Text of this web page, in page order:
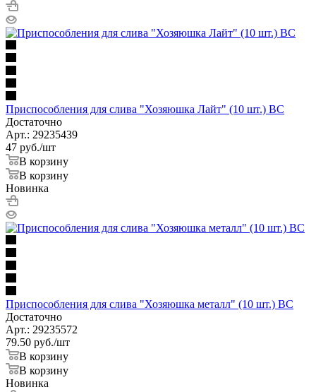
Приспособления для слива "Хозяюшка Лайт" (10 шт.) ВС
Достаточно
Арт.: 29235439
47 руб./шт
В корзину
В корзину
Новинка
Приспособления для слива "Хозяюшка металл" (10 шт.) ВС
Достаточно
Арт.: 29235572
79.50 руб./шт
В корзину
В корзину
Новинка